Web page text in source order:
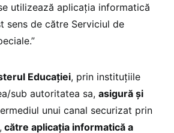
utilizează aplicaţia informatică
sens de către Serviciul de
Educației, prin instituţiile
sub autoritatea sa, asigură și
unui canal securizat prin
către aplicația informatică a